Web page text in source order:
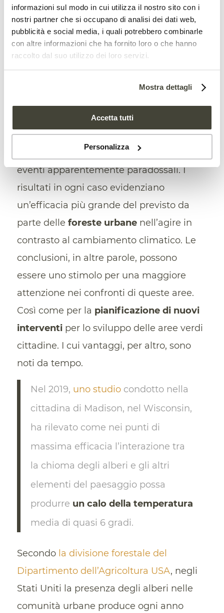
informazioni sul modo in cui utilizza il nostro sito con i
nostri partner che si occupano di analisi dei dati web,
pubblicità e social media, i quali potrebbero combinarle
con altre informazioni che ha fornito loro o che hanno
raccolto dal suo utilizzo dei loro servizi.
Mostra dettagli
Accetta tutti
Personalizza
Le analisi condotte non hanno ancora
chiarito del tutto le cause dietro a questi
eventi apparentemente paradossali. I
risultati in ogni caso evidenziano
un’efficacia più grande del previsto da
parte delle foreste urbanenell’agire in
contrasto al cambiamento climatico. Le
conclusioni, in altre parole, possono
essere uno stimolo per una maggiore
attenzione nei confronti di queste aree.
Così come per la pianificazione di nuovi
interventiper lo sviluppo delle aree verdi
cittadine. I cui vantaggi, per altro, sono
noti da tempo.
Nel 2019, uno studiocondotto nella
cittadina di Madison, nel Wisconsin,
ha rilevato come nei punti di
massima efficacia l’interazione tra
la chioma degli alberi e gli altri
elementi del paesaggio possa
produrre un calo della temperatura
media di quasi 6 gradi.
Secondo la divisione forestale del
Dipartimento dell’Agricoltura USA, negli
Stati Uniti la presenza degli alberi nelle
comunità urbane produce ogni anno